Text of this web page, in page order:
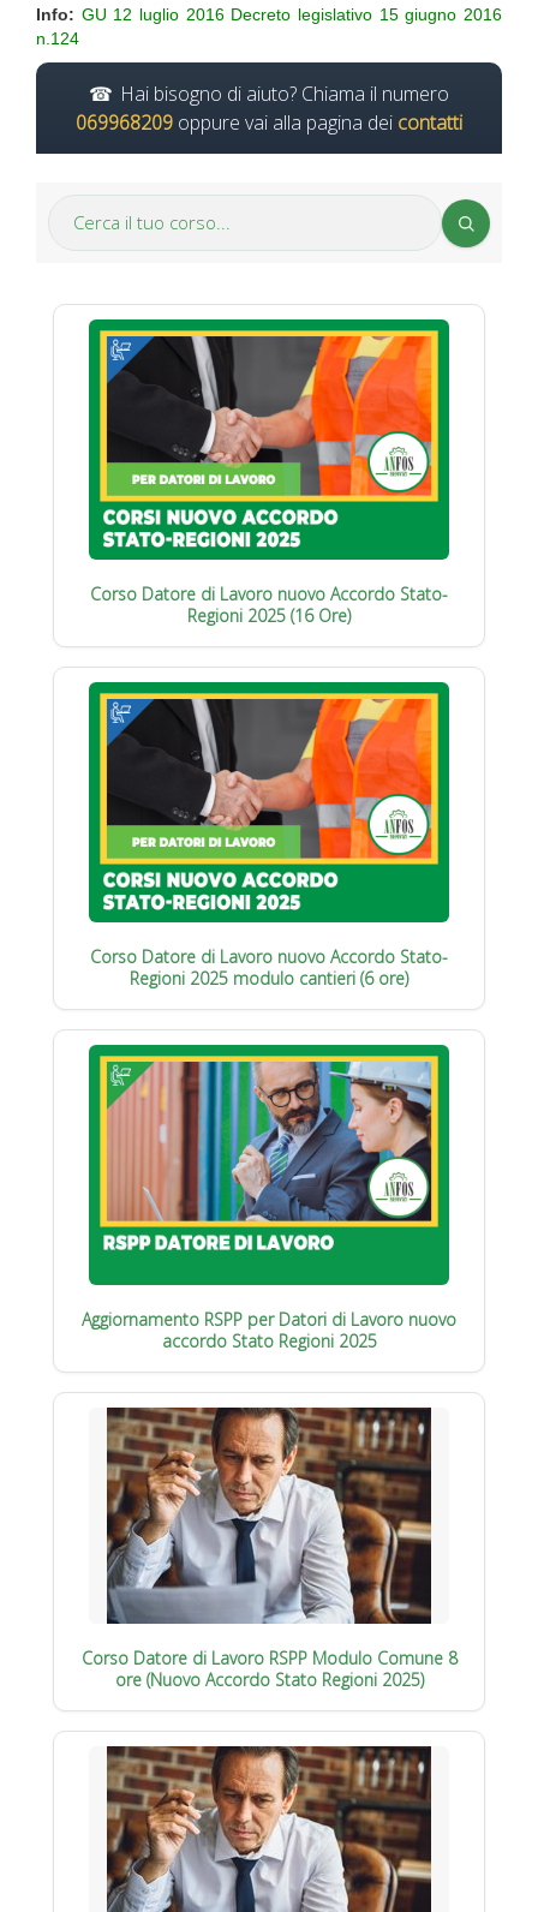
Info: GU 12 luglio 2016 Decreto legislativo 15 giugno 2016
n.124
Hai bisogno di aiuto? Chiama il numero
069968209 oppure vai alla pagina dei contatti
Corso Datore di Lavoro nuovo Accordo Stato-
Regioni 2025 (16 Ore)
Corso Datore di Lavoro nuovo Accordo Stato-
Regioni 2025 modulo cantieri (6 ore)
Aggiornamento RSPP per Datori di Lavoro nuovo
accordo Stato Regioni 2025
Corso Datore di Lavoro RSPP Modulo Comune 8
ore (Nuovo Accordo Stato Regioni 2025)